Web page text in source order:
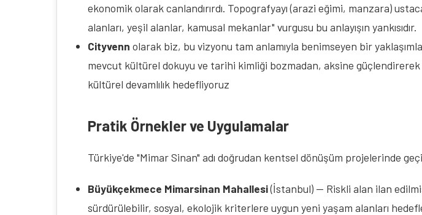
ekonomik olarak canlandırırdı. Topografyayı (arazi eğimi, manzara)
alanları, yeşil alanlar, kamusal mekanlar" vurgusu bu anlayışın yankısıdır.
Cityvenn olarak biz, bu vizyonu tam anlamıyla benimseyen bir
mevcut kültürel dokuyu ve tarihi kimliği bozmadan, aksine
kültürel devamlılık hedefliyoruz
Pratik Örnekler ve Uygulamalar
Türkiye'de "Mimar Sinan" adı doğrudan kentsel dönüşüm projelerinde
Büyükçekmece Mimarsinan Mahallesi(İstanbul) — Riskli alan ilan
sürdürülebilir, sosyal, ekolojik kriterlere uygun yeni yaşam alanları